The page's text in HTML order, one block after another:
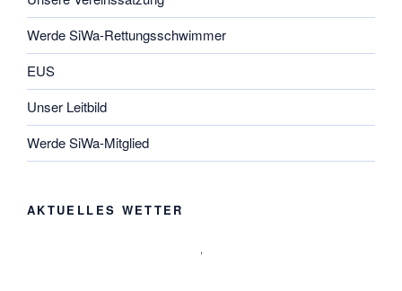
Werde SiWa-Rettungsschwimmer
EUS
Unser Leitbild
Werde SiWa-Mitglied
AKTUELLES WETTER
,